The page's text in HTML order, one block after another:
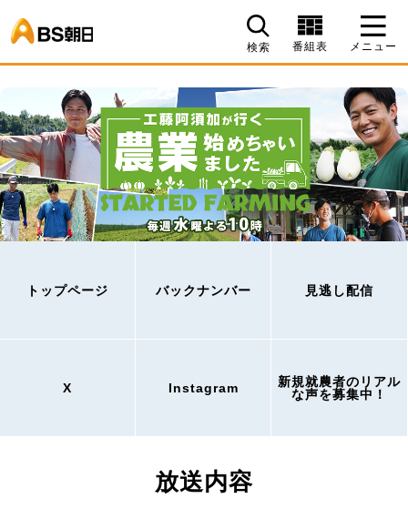
検索 番組表 メニュー
トップページ バックナンバー 見逃し配信
X Instagram
新規就農者のリアル
な声を募集中！
放送内容